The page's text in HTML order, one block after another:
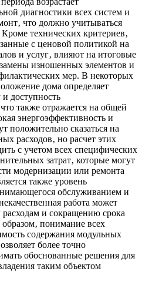
диагностики всех систем и
что должно учитываться
технических критериев‚
с ценовой политикой на
и услуг‚ влияют на итоговые
изношенных элементов и
мер. В некоторых
дома определяет
доступность
также отражается на общей
энергоэффективность и
положительно сказаться на
расходов‚ но расчет этих
с учетом всех специфических
затрат‚ которые могут
модернизации или ремонта
также уровень
обслуживанием и
работа может
и сокращению срока
понимание всех
содержания модульных
более точно
обоснованные решения для
таким объектом